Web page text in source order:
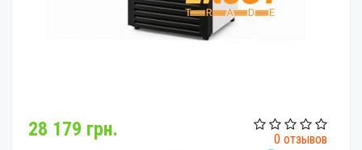
0 отзывов
28 179 грн.